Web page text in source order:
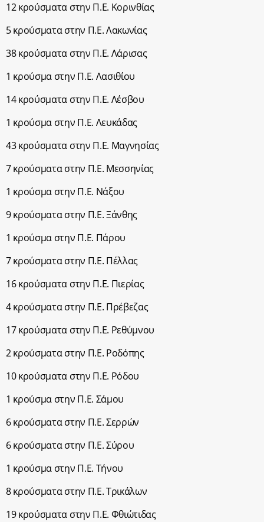
12 κρούσματα στην Π.Ε. Κορινθίας
5 κρούσματα στην Π.Ε. Λακωνίας
38 κρούσματα στην Π.Ε. Λάρισας
1 κρούσμα στην Π.Ε. Λασιθίου
14 κρούσματα στην Π.Ε. Λέσβου
1 κρούσμα στην Π.Ε. Λευκάδας
43 κρούσματα στην Π.Ε. Μαγνησίας
7 κρούσματα στην Π.Ε. Μεσσηνίας
1 κρούσμα στην Π.Ε. Νάξου
9 κρούσματα στην Π.Ε. Ξάνθης
1 κρούσμα στην Π.Ε. Πάρου
7 κρούσματα στην Π.Ε. Πέλλας
16 κρούσματα στην Π.Ε. Πιερίας
4 κρούσματα στην Π.Ε. Πρέβεζας
17 κρούσματα στην Π.Ε. Ρεθύμνου
2 κρούσματα στην Π.Ε. Ροδόπης
10 κρούσματα στην Π.Ε. Ρόδου
1 κρούσμα στην Π.Ε. Σάμου
6 κρούσματα στην Π.Ε. Σερρών
6 κρούσματα στην Π.Ε. Σύρου
1 κρούσμα στην Π.Ε. Τήνου
8 κρούσματα στην Π.Ε. Τρικάλων
19 κρούσματα στην Π.Ε. Φθιώτιδας